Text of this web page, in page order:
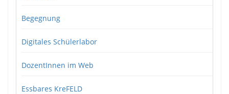
Begegnung
Digitales Schülerlabor
DozentInnen im Web
Essbares KreFELD